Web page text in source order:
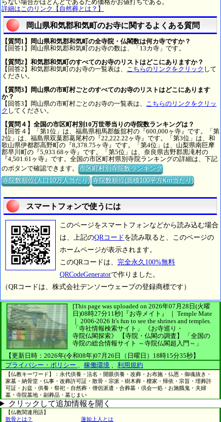
らない場合がほとんどであるため価格がお値打ちである。
詳細はこのリンク【自然葬とは？】
岡山県和気郡和気町のお寺に関するよくある質問
【質問1】岡山県和気郡和気町の全寺院・仏閣数は何カ寺ですか？
【回答1】岡山県和気郡和気町のお寺の数は、「13カ寺」です。
【質問2】和気郡和気町のすべてのお寺のリストはどこにありますか？
【回答2】和気郡和気町のお寺の一覧表は、
こちらのリンクをクリック して
ください。
【質問3】岡山県の市町村ごとのすべてのお寺のリストはどこにあります
か？
【回答3】岡山県の市町村ごとのお寺の一覧表は、
こちらのリンクをクリッ
ク してください。
【質問４】全国の市区町村別10万世帯当りの寺院数ランキングは？
【回答４】「第1位」は、福島県相馬郡飯舘村の『600,000ヶ寺』です。「第
2位」は、福島県双葉郡葛尾村の『22,222.22ヶ寺』です。「第3位」は、和
歌山県伊都郡高野町の『8,378.75ヶ寺』です。「第4位」は、山梨県南巨摩
郡早川町の『5,933.68ヶ寺』です。「第5位」は、奈良県吉野郡黒滝村の
『4,501.61ヶ寺』です。全国の市区町村県別寺院ランキングの詳細は、下記
のボタンで確認できます。市区町村別寺院数ランキング
寺院数順位(人口10万人当たり) 寺院数順位(面積100平方Km当たり)
スマートフォンで使うには
このページをスマートフォンなどから読み込む場合
は、上記のQRコード を読み取ると、このページの
ホームページが表示されます。
このQRコードは、 完全永久100%無料
QRCodeGeneratorで作りました。
（QRコードは、株式会社デンソーウェーブの登録商標です）
[This page was uploaded on 2026年07月28日(火曜
日)08時27分11秒] 『お寺メイト』 ｜ Temple Mate
｜ 2006-2026 It's fun to see the shrines and temples.
「寺社情報検索サイト」
《お寺巡り・
寺院仏閣探索》
【寺院・仏閣の調査】
「全国の
寺院の総合情報サイト ～寺院仏閣超入門～」
【更新日時：2026年(令和08年)07月26日（日曜日）18時15分35秒】
プライバシー・ポリシー
稼働環境 利用規約
【仏教キーワード】：永代供養・法名・開眼供養・改葬・お布施・仏恩・御魂抜き・
家墓・納骨堂・仏事・改葬許可証・散骨・宗派・樹木葬・檀家・帰依・宗旨・埋葬許
可証・お盆・供養・祭祀・自然葬・僧侶派遣・合葬墓・倶会一処・お施餓鬼・夫婦
墓・寺院墓地・副葬品・墓じまい
クリックして追加情報を開く
【仏教関連用語】
散骨とは？
蓮如上人とは